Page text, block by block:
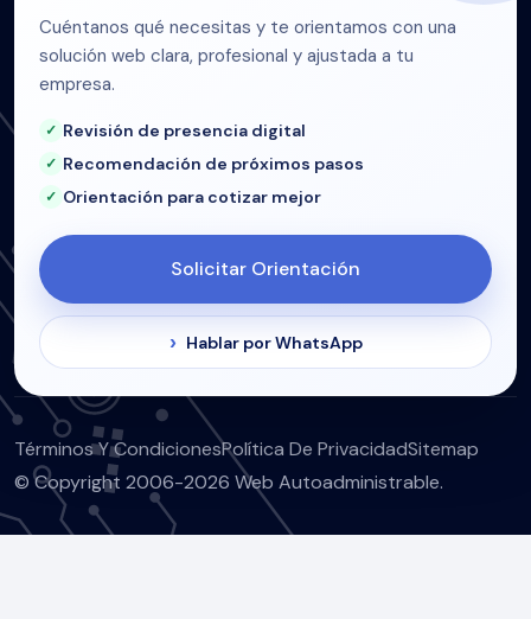
Cuéntanos qué necesitas y te orientamos con una
solución web clara, profesional y ajustada a tu
empresa.
Revisión de presencia digital
Recomendación de próximos pasos
Orientación para cotizar mejor
Solicitar Orientación
Hablar por WhatsApp
© Copyright 2006-2026 Web Autoadministrable.
Términos Y CondicionesPolítica De PrivacidadSitemap